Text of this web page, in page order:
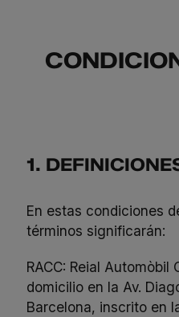
1.
En estas condiciones
términos significarán:
RACC: Reial
domicilio en la Av.
Barcelona, inscrito en